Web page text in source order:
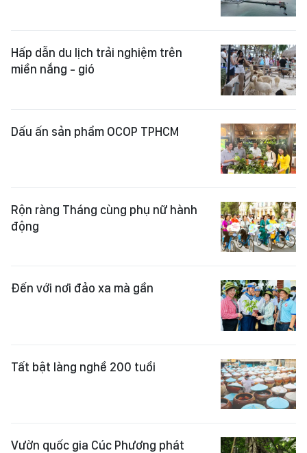
Hấp dẫn du lịch trải nghiệm trên
miền nắng - gió
Dấu ấn sản phẩm OCOP TPHCM
Rộn ràng Tháng cùng phụ nữ hành
động
Đến với nơi đảo xa mà gần
Tất bật làng nghề 200 tuổi
Vườn quốc gia Cúc Phương phát